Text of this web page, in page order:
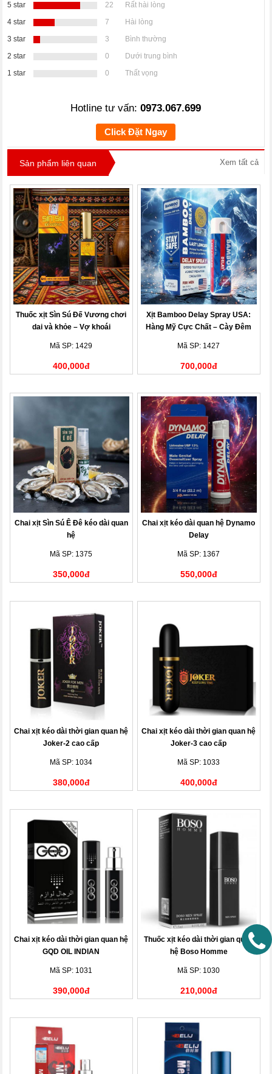
5 star
22
Rất hài lòng
4 star
7
Hài lòng
3 star
3
Bình thường
2 star
0
Dưới trung bình
1 star
0 Thất vọng
Hotline tư vấn: 0973.067.699
Click Đặt Ngay
Sản phẩm liên quan Xem tất cả
Thuốc xịt Sìn Sú Đế Vương chơi
dai và khỏe – Vợ khoái
Mã SP: 1429
400,000đ
Xịt Bamboo Delay Spray USA:
Hàng Mỹ Cực Chất – Cày Đêm
Mã SP: 1427
700,000đ
Chai xịt Sìn Sú Ê Đê kéo dài quan
hệ
Mã SP: 1375
350,000đ
Chai xịt kéo dài quan hệ Dynamo
Delay
Mã SP: 1367
550,000đ
Chai xịt kéo dài thời gian quan hệ
Joker-2 cao cấp
Mã SP: 1034
380,000đ
Chai xịt kéo dài thời gian quan hệ
Joker-3 cao cấp
Mã SP: 1033
400,000đ
Chai xịt kéo dài thời gian quan hệ
GQD OIL INDIAN
Mã SP: 1031
390,000đ
Thuốc xịt kéo dài thời gian quan
hệ Boso Homme
Mã SP: 1030
210,000đ